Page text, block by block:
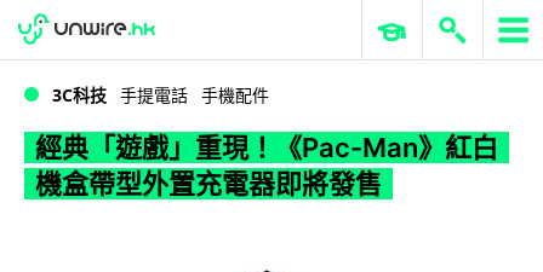
WWDC 2026 ERP 與商業 AI
3C科技 手提電話 手機配件
經典「遊戲」重現！《Pac-Man》紅白
機盒帶型外置充電器即將發售